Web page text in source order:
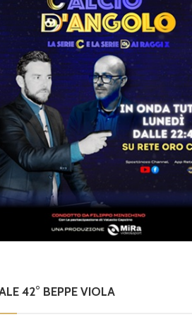
42° BEPPE VIOLA